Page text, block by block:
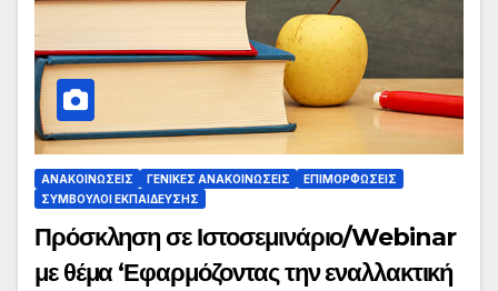
ΑΝΑΚΟΙΝΏΣΕΙΣ ΓΕΝΙΚΈΣ ΑΝΑΚΟΙΝΏΣΕΙΣ
ΕΠΙΜΟΡΦΏΣΕΙΣ
ΣΎΜΒΟΥΛΟΙ ΕΚΠΑΊΔΕΥΣΗΣ
Πρόσκληση σε Ιστοσεμινάριο/Webinar
με θέμα ‘Εφαρμόζοντας την εναλλακτική